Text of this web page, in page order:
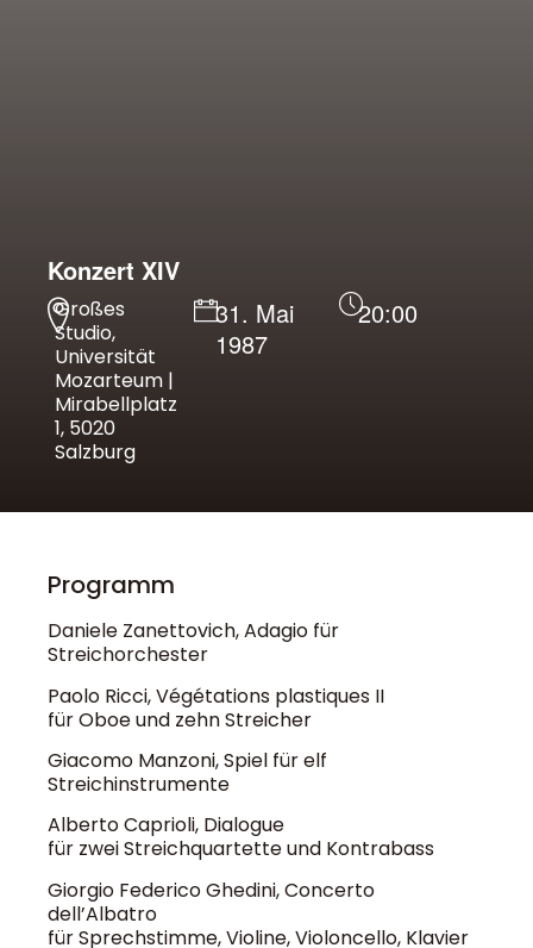
Konzert XIV
Großes
Studio,
Universität
Mozarteum |
Mirabellplatz
1, 5020
Salzburg
31. Mai
1987
20:00
Programm
Daniele Zanettovich, Adagio für
Streichorchester
Paolo Ricci, Végétations plastiques II
für Oboe und zehn Streicher
Giacomo Manzoni, Spiel für elf
Streichinstrumente
Alberto Caprioli, Dialogue
für zwei Streichquartette und Kontrabass
Giorgio Federico Ghedini, Concerto
dell’Albatro
für Sprechstimme, Violine, Violoncello, Klavier